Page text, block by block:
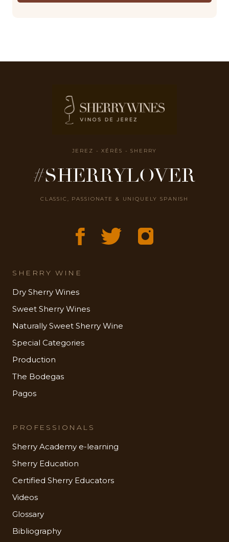
JEREZ - XÉRÈS - SHERRY
#SHERRYLOVER
CLASSIC, PASSIONATE & UNIQUELY SPANISH
SHERRY WINE
Dry Sherry Wines
Sweet Sherry Wines
Naturally Sweet Sherry Wine
Special Categories
Production
The Bodegas
Pagos
PROFESSIONALS
Sherry Academy e-learning
Sherry Education
Certified Sherry Educators
Videos
Glossary
Bibliography